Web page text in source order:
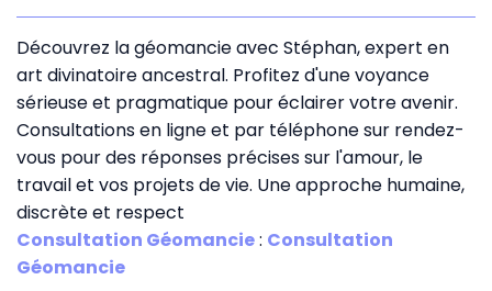
Découvrez la géomancie avec Stéphan, expert en
art divinatoire ancestral. Profitez d'une voyance
sérieuse et pragmatique pour éclairer votre avenir.
Consultations en ligne et par téléphone sur rendez-
vous pour des réponses précises sur l'amour, le
travail et vos projets de vie. Une approche humaine,
discrète et respect
Consultation Géomancie: Consultation
Géomancie